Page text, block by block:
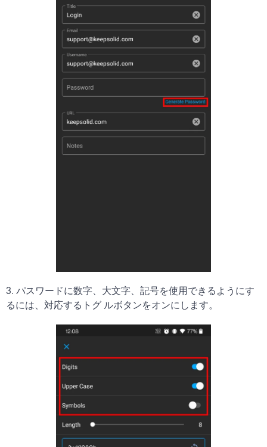
3. パスワードに数字、大文字、記号を使用できるようにす
るには、対応するトグ ルボタンをオンにします。